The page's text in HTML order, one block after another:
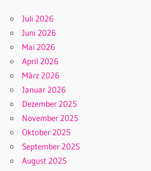
Juli 2026
Juni 2026
Mai 2026
April 2026
März 2026
Januar 2026
Dezember 2025
November 2025
Oktober 2025
September 2025
August 2025